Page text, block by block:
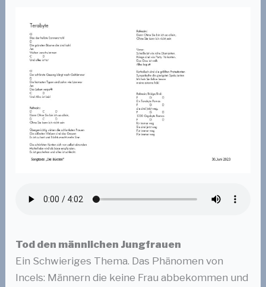
Tod den männlichen Jungfrauen
Ein Schwieriges Thema. Das Phänomen von
Incels: Männern die keine Frau abbekommen und